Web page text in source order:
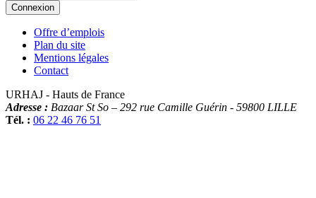
Offre d’emplois
Plan du site
Mentions légales
Contact
URHAJ - Hauts de France
Adresse : Bazaar St So – 292 rue Camille Guérin - 59800 LILLE
Tél. : 06 22 46 76 51